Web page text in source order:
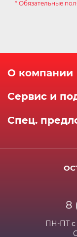
* Обязательные
О компании
Сервисный
Сервис и
Доставка
Возрат и
Спец.
Часто
8
ПН-ПТ с